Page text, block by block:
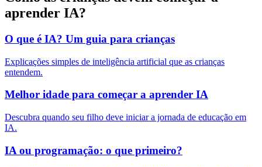
aprender IA?
O que é IA? Um guia para crianças
Explicações simples de inteligência artificial que as crianças
entendem.
Melhor idade para começar a aprender IA
Descubra quando seu filho deve iniciar a jornada de educação em
IA.
IA ou programação: o que primeiro?